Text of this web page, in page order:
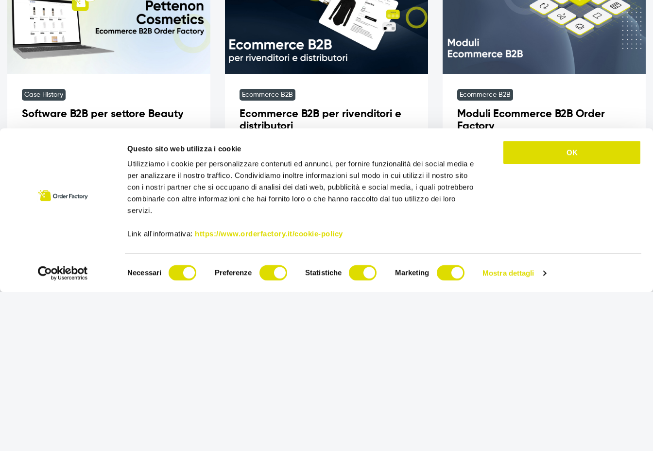
Questo sito web utilizza i cookie
Utilizziamo i cookie per personalizzare contenuti ed annunci, per fornire funzionalità dei social media e
per analizzare il nostro traffico. Condividiamo inoltre informazioni sul modo in cui utilizzi il nostro sito
con i nostri partner che si occupano di analisi dei dati web, pubblicità e social media, i quali potrebbero
combinarle con altre informazioni che hai fornito loro o che hanno raccolto dal tuo utilizzo dei loro
servizi.
Link all'informativa: https://www.orderfactory.it/cookie-policy
del
Necessari Preferenze Statistiche Marketing Mostra dettagli
OK
Case History
Software B2B per settore Beauty
digitale nel settore beauty professionale sta
Ecommerce B2B
Ecommerce B2B per rivenditori e
distributori
Ecommerce B2B per rivenditori e distributori
rivenditori e distributori hanno esigenze
specifiche: cataloghi complessi, […]
Ecommerce B2B
Moduli Ecommerce B2B Order
Factory
Factory, la piattaforma Ecommerce B2B
tua azienda. Oltre […]